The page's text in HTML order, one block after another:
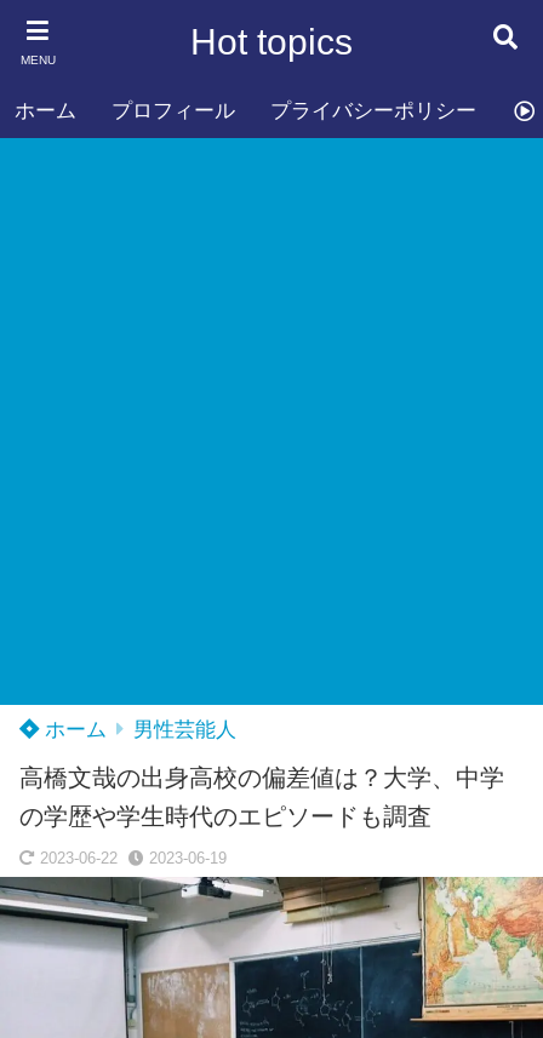
MENU Hot topics
ホーム プロフィール プライバシーポリシー お
ホーム 男性芸能人
高橋文哉の出身高校の偏差値は？大学、中学
の学歴や学生時代のエピソードも調査
2023-06-22 2023-06-19